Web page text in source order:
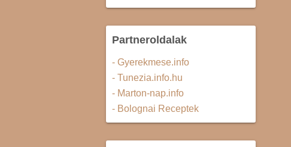
Partneroldalak
- Gyerekmese.info
- Tunezia.info.hu
- Marton-nap.info
- Bolognai Receptek